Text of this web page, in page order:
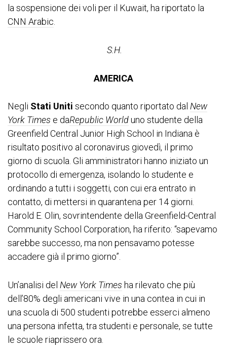
la sospensione dei voli per il Kuwait, ha riportato la
CNN Arabic
S.H.
AMERICA
Negli Stati Uniti secondo quanto riportato dal New
York Times e daRepublic Worlduno studente della
Greenfield Central Junior High School in Indiana è
risultato positivo al coronavirus giovedì, il primo
giorno di scuola. Gli amministratori hanno iniziato un
protocollo di emergenza, isolando lo studente e
ordinando a tutti i soggetti, con cui era entrato in
contatto, di mettersi in quarantena per 14 giorni.
Harold E. Olin, sovrintendente della Greenfield-Central
Community School Corporation, ha riferito: “sapevamo
sarebbe successo, ma non pensavamo potesse
accadere già il primo giorno”.
Un’analisi del New York Times ha rilevato che più
dell’80% degli americani vive in una contea in cui in
una scuola di 500 studenti potrebbe esserci almeno
una persona infetta, tra studenti e personale, se tutte
le scuole riaprissero ora.